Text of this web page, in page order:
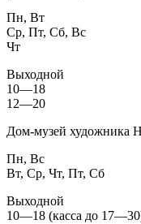
Пн, Вт
Ср, Пт, Сб, Вс
Чт
Выходной
10—18
12—20
Дом-музей художника
Пн, Вс
Вт, Ср, Чт, Пт, Сб
Выходной
10—18 (касса до